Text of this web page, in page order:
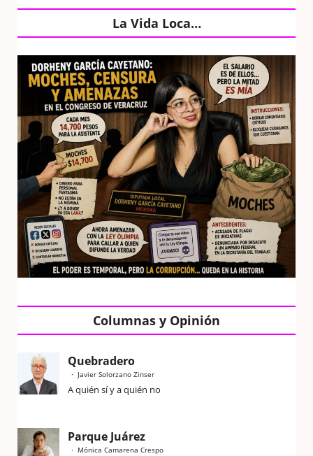
La Vida Loca…
Columnas y Opinión
Quebradero
Javier Solorzano Zinser
A quién sí y a quién no
Parque Juárez
Mónica Camarena Crespo